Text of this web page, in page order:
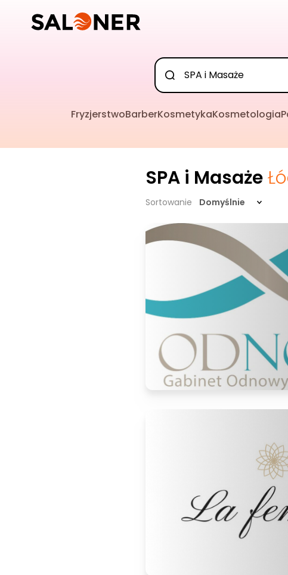
FryzjerstwoBarberKosmetykaKosmetologia
SPA i Masaże
Sortowanie Domyślnie